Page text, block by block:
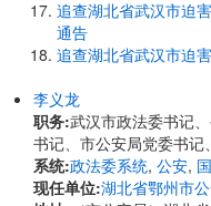
追查湖北省武汉市迫
通告
追查湖北省武汉市迫
李义龙
职务:武汉市政法委书记
书记、市公安局党委书记
系统:政法委系统, 公安,
现任单位:湖北省鄂州市